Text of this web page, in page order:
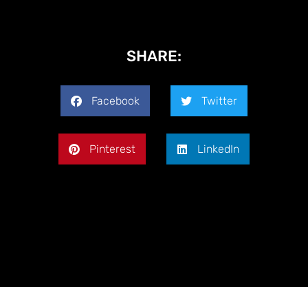
SHARE:
Facebook Twitter
Pinterest LinkedIn